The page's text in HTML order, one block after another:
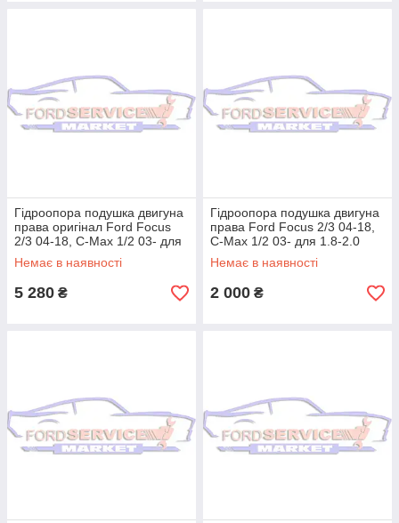
Гідроопора подушка двигуна
права оригінал Ford Focus
2/3 04-18, C-Max 1/2 03- для
1.8-2.0 Duratec HE/GDI
Немає в наявності
5 280 ₴
Гідроопора подушка двигуна
права Ford Focus 2/3 04-18,
C-Max 1/2 03- для 1.8-2.0
Duratec HE/GDI
Немає в наявності
2 000 ₴